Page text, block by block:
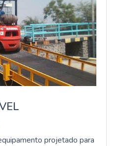
projetado para